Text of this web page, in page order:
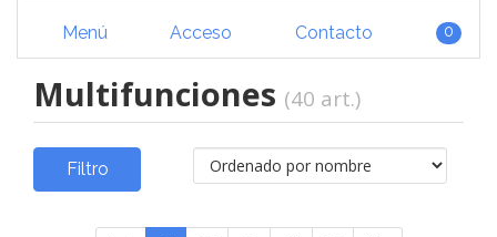
Menú Acceso Contacto 0
Multifunciones (40 art.)
Filtro